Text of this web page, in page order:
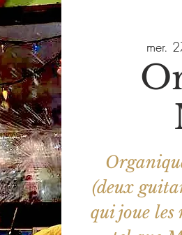
mer.
(deux
qui joue les